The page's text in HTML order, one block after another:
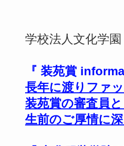
学校法人文化学
『 装苑賞
長年に渡りファ
装苑賞の審査員
生前のご厚情に